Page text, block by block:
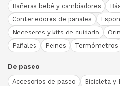
Bañeras bebé y cambiadores
Contenedores de pañales
Neceseres y kits de cuidado
Pañales
Peines Termómetros
De paseo
Accesorios de paseo
Bicicleta y